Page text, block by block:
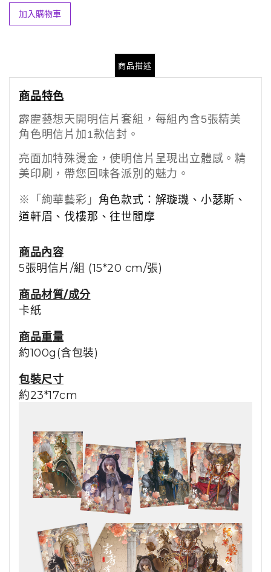
加入購物車
商品描述
商品特色
霹靂藝想天開明信片套組，每組內含5張精美
角色明信片加1款信封。
亮面加特殊燙金，使明信片呈現出立體感。精
美印刷，帶您回味各派別的魅力。
※「絢華藝彩」 角色款式：解璇璣、小瑟斯 、
道軒眉 、伐樓那 、往世閻摩
商品內容
5張明信片/組 (15*20 cm/張)
商品材質/成分
卡紙
商品重量
約100g(含包裝)
包裝尺寸
約23*17cm